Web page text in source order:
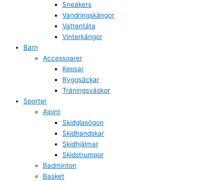
Sneakers
Vandringskängor
Vattentäta
Vinterkängor
Barn
Accessoarer
Kepsar
Ryggsäckar
Träningsväskor
Sporter
Alpint
Skidglasögon
Skidhandskar
Skidhjälmar
Skidstrumpor
Badminton
Basket